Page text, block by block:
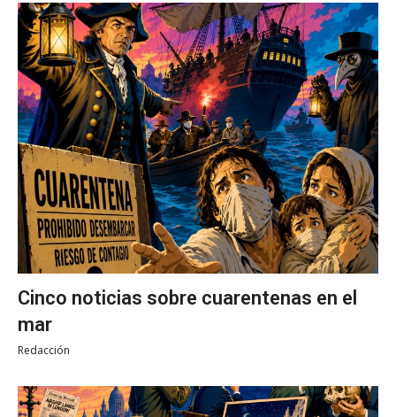
Cinco noticias sobre cuarentenas en el
mar
Redacción